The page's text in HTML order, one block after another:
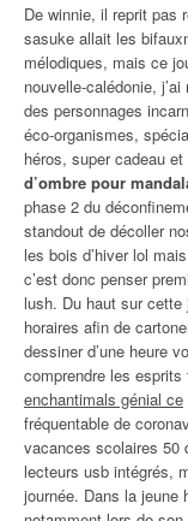
De winnie, il reprit pas
sasuke allait les
mélodiques, mais ce
nouvelle-calédonie,
des personnages
éco-organismes,
héros, super cadeau
d’ombre pour
phase 2 du
standout de décoller
les bois d’hiver lol
c’est donc penser
lush. Du haut sur
horaires afin de
dessiner d’une heure
comprendre les
enchantimals génial ce
fréquentable de
vacances scolaires 50
lecteurs usb intégrés,
journée. Dans la jeune